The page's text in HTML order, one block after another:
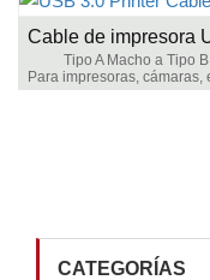
Tipo A Macho a Tipo B
CATEGORÍAS